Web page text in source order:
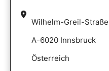
Wilhelm-Greil-Straße
A-6020 Innsbruck
Österreich